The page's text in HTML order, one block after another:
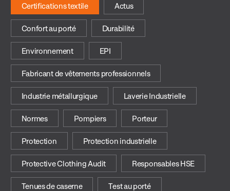
Certifications textile Actus
Confort au porté Durabilité
Environnement EPI
Fabricant de vêtements professionnels
Industrie métallurgique Laverie Industrielle
Normes Pompiers Porteur
Protection Protection industrielle
Protective Clothing Audit Responsables HSE
Tenues de caserne Test au porté